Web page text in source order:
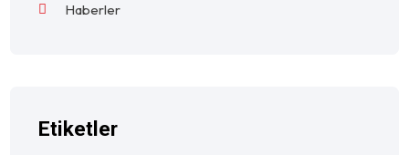
Haberler
Etiketler